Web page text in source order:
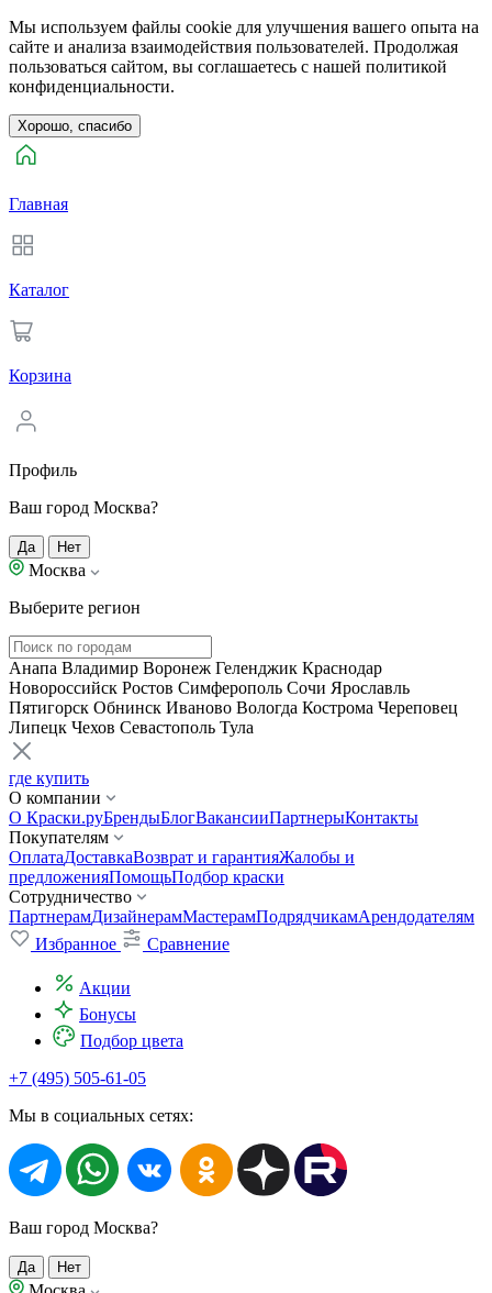
Мы используем файлы cookie для улучшения вашего опыта на
сайте и анализа взаимодействия пользователей. Продолжая
пользоваться сайтом, вы соглашаетесь с нашей политикой
конфиденциальности.
Хорошо, спасибо
Главная
Каталог
Корзина
Профиль
Ваш город Москва?
Да Нет
Москва
Выберите регион
Анапа Владимир Воронеж Геленджик Краснодар
Новороссийск Ростов Симферополь Сочи Ярославль
Пятигорск Обнинск Иваново Вологда Кострома Череповец
Липецк Чехов Севастополь Тула
где купить
О компании
О Краски.руБрендыБлогВакансииПартнерыКонтакты
Покупателям
ОплатаДоставкаВозврат и гарантияЖалобы и
предложенияПомощьПодбор краски
Сотрудничество
ПартнерамДизайнерамМастерамПодрядчикамАрендодателям
Избранное
Сравнение
Акции
Бонусы
Подбор цвета
+7 (495) 505-61-05
Мы в социальных сетях:
Ваш город Москва?
Да Нет